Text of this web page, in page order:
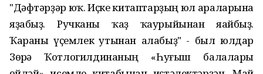
"Дәфтәрҙәр юҡ. Иҫке китаптарҙың юл араларына
яҙабыҙ. Ручканы ҡаҙ ҡаурыйынан яһайбыҙ.
Ҡараны үҫемлек һутынан алабыҙ" - был юлдар
Зөһрә Ҡотлогилдинаның «Һуғыш балалары